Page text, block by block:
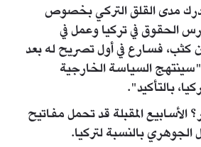
مدى القلق التركي بخصوص
الحقوق في تركيا وعمل في
كثب، فسارع في أول تصريح له بعد
"سينتهج السياسة الخارجية
بالتأكيد".
الأسابيع المقبلة قد تحمل مفاتيح
الجوهري بالنسبة لتركيا.